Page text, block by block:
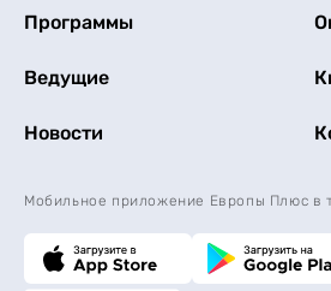
Программы
Ведущие
Новости
Мобильное приложение Европы Плюс в